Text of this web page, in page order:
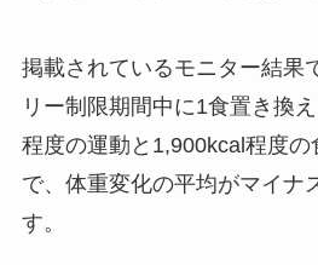
掲載されているモニター結果
リー制限期間中に1食置き換
程度の運動と1,900kcal程度
で、体重変化の平均がマイナ
す。